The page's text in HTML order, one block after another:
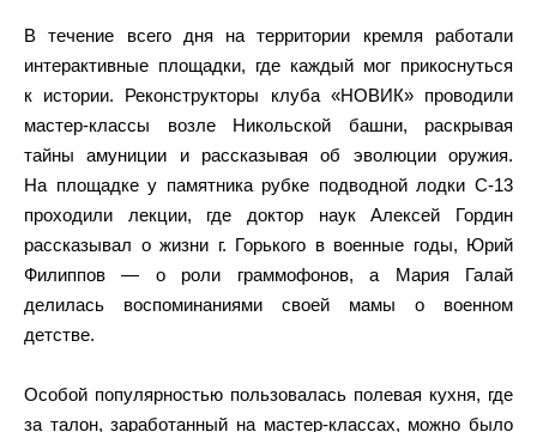
В течение всего дня на территории кремля работали
интерактивные площадки, где каждый мог прикоснуться
к истории. Реконструкторы клуба «НОВИК» проводили
мастер-классы возле Никольской башни, раскрывая
тайны амуниции и рассказывая об эволюции оружия.
На площадке у памятника рубке подводной лодки С-13
проходили лекции, где доктор наук Алексей Гордин
рассказывал о жизни г. Горького в военные годы, Юрий
Филиппов — о роли граммофонов, а Мария Галай
делилась воспоминаниями своей мамы о военном
детстве.
Особой популярностью пользовалась полевая кухня, где
за талон, заработанный на мастер-классах, можно было